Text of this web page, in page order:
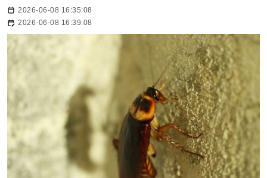
2026-06-08 16:35:08
2026-06-08 16:39:08